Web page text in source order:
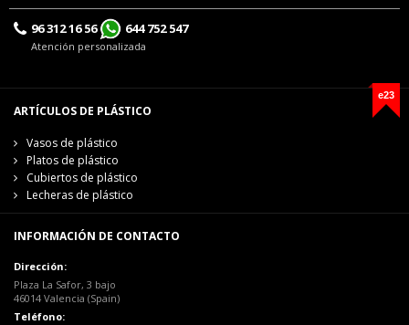
96 312 16 56 644 752 547
Atención personalizada
e23
ARTÍCULOS DE PLÁSTICO
Vasos de plástico
Platos de plástico
Cubiertos de plástico
Lecheras de plástico
INFORMACIÓN DE CONTACTO
Dirección:
Plaza La Safor, 3 bajo
46014 Valencia (Spain)
Teléfono: